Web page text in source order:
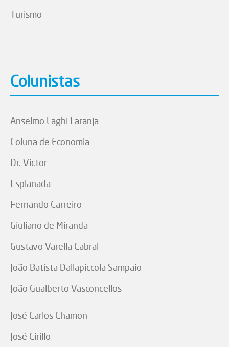
Turismo
Colunistas
Anselmo Laghi Laranja
Coluna de Economia
Dr. Victor
Esplanada
Fernando Carreiro
Giuliano de Miranda
Gustavo Varella Cabral
João Batista Dallapiccola Sampaio
João Gualberto Vasconcellos
José Carlos Chamon
José Cirillo